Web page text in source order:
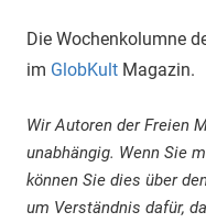
Die Wochenkolumne
im GlobKult Magazin.
Wir Autoren der Freien
unabhängig. Wenn Sie
können Sie dies über
um Verständnis dafür,